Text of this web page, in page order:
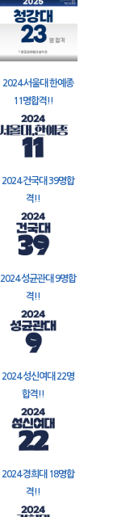
2024 서울대 한예종
11명합격!!
2024 건국대 39명합
격!!
2024 성균관대 9명합
격!!
2024 성신여대 22명
합격!!
2024 경희대 18명합
격!!